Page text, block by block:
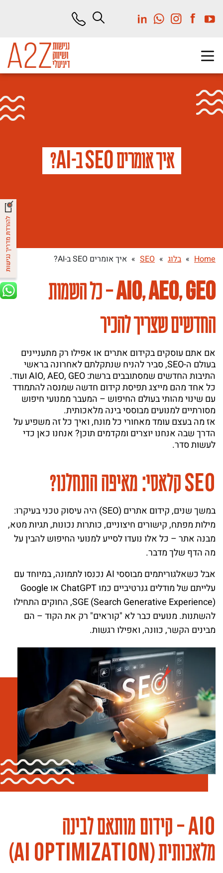
איך אומרים SEO ב- AI
?
Home
» בלוג »
SEO
» איך אומרים SEO ב-AI?
AIO,AEO,GEO
– כל השמות
החדשים שצריך להכיר
אם אתם עוסקים בקידום אתרים או אפילו רק מתעניינים
בעולם ה-SEO, סביר להניח שנתקלתם לאחרונה בראשי
התיבות החדשים שמסתובבים ברשת: AIO, AEO, GEO ועוד.
כל אחד מהם מייצג תפיסת קידום חדשה שמנסה להתמודד
עם שינוי מהותי בעולם החיפוש – המעבר ממנועי חיפוש
מסורתיים למנועים מבוססי בינה מלאכותית.
אז מה בעצם עומד מאחורי כל מונח, ואיך כל זה משפיע על
הדרך שבה אנחנו יוצרים ומקדמים תוכן? אנחנו כאן כדי
לעשות סדר.
SEO קלאסי: מאיפה התחלנו?
במשך שנים, קידום אתרים (SEO) היה עיסוק טכני בעיקרו:
מילות מפתח, קישורים חיצוניים, כותרות נכונות, תגיות מטא,
מבנה אתר – כל אלו נועדו לסייע למנועי החיפוש להבין על
מה הדף שלך מדבר.
אבל כשאלגוריתמים מבוססי AI נכנסו לתמונה, במיוחד עם
עלייתם של מודלים גנרטיביים כמו ChatGPT או Google
SGE (Search Generative Experience), החוקים התחילו
להשתנות. מנועים כבר לא "קוראים" רק את הקוד – הם
מבינים הקשר, כוונה, ואפילו רגשות.
AIO
– קידום מותאם לבינה
מלאכותית (
AIOptimization
)